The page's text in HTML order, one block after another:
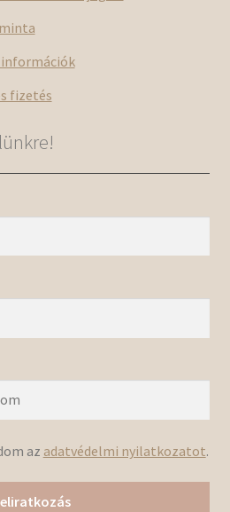
fizetés
az adatvédelmi nyilatkozatot.